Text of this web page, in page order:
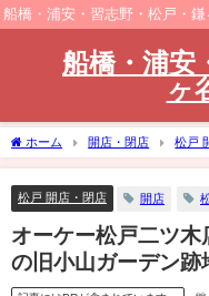
船橋・浦安・習志野・松戸・
船橋・浦安
ヶ
ホーム 開店・閉店 松戸
国道6号沿いの旧小山ガーデン跡地
松戸 開店・閉店 開店
オーケー松戸二ツ
の旧小山ガーデン跡